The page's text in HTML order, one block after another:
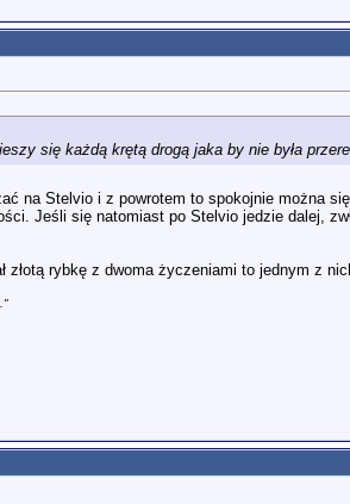
się każdą krętą drogą jaka by nie była
na Stelvio i z powrotem to spokojnie można
Jeśli się natomiast po Stelvio jedzie dalej,
rybkę z dwoma życzeniami to jednym z